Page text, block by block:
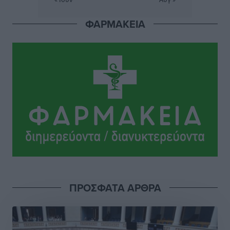
Διαγόρας: Μετεγγραφικό ντεμαράζ
Ρίζου στις Ακαδημίες
πριν 5 ώρες
ΕΠΟ: Απέσυρε τη στήριξή της στην υποψηφιότητα
ΦΑΡΜΑΚΕΙΑ
ΠΡΟΣΦΑΤΑ ΑΡΘΡΑ